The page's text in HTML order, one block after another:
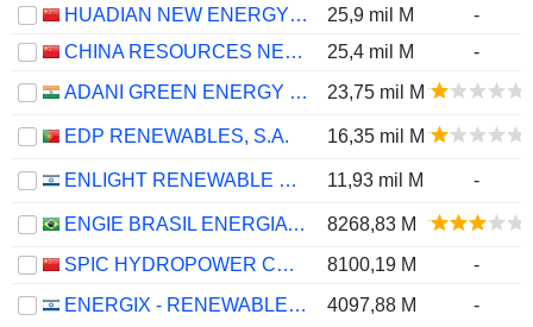
HUADIAN NEW ENERGY GROUP CORPORATION LIMITED
25,9 mil M
-
CHINA RESOURCES NEW ENERGY HOLDINGS COMPANY LIMITED
25,4 mil M
-
ADANI GREEN ENERGY LIMITED
23,75 mil M
EDP RENEWABLES, S.A. 16,35 mil M
ENLIGHT RENEWABLE ENERGY LTD 11,93 mil M -
ENGIE BRASIL ENERGIA S.A.
8268,83 M
SPIC HYDROPOWER CO., LTD.
8100,19 M
-
ENERGIX - RENEWABLE ENERGIES LTD.
4097,88 M -